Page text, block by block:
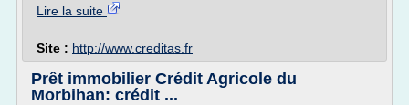
Lire la suite
Site : http://www.creditas.fr
Prêt immobilier Crédit Agricole du
Morbihan: crédit ...